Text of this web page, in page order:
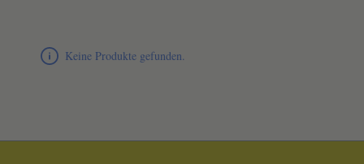
Keine Produkte gefunden.